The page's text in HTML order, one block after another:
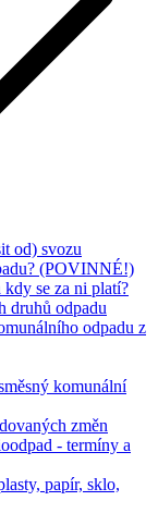
od) svozu
(POVINNÉ!)
se za ni platí?
druhů odpadu
odpadu z
komunální
změn
- termíny a
papír, sklo,